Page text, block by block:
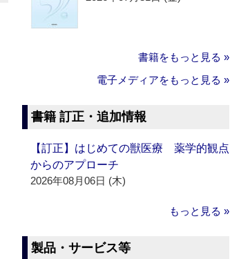
書籍をもっと見る »
電子メディアをもっと見る »
書籍 訂正・追加情報
【訂正】はじめての獣医療 薬学的観点
からのアプローチ
2026年08月06日 (木)
もっと見る »
製品・サービス等